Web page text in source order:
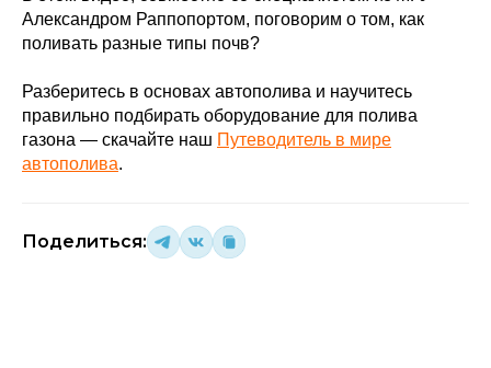
Александром Раппопортом, поговорим о том, как
поливать разные типы почв?
Разберитесь в основах автополива и научитесь
правильно подбирать оборудование для полива
газона — скачайте наш Путеводитель в мире
автополива.
Поделиться: